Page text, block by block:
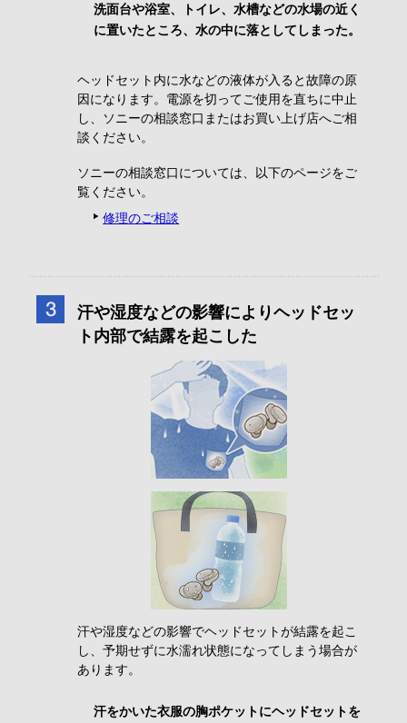
洗面台や浴室、トイレ、水槽などの水場の近く
に置いたところ、水の中に落としてしまった。
ヘッドセット内に水などの液体が入ると故障の原
因になります。電源を切ってご使用を直ちに中止
し、ソニーの相談窓口またはお買い上げ店へご相
談ください。
ソニーの相談窓口については、以下のページをご
覧ください。
修理のご相談
汗や湿度などの影響によりヘッドセッ
ト内部で結露を起こした
汗や湿度などの影響でヘッドセットが結露を起こ
し、予期せずに水濡れ状態になってしまう場合が
あります。
汗をかいた衣服の胸ポケットにヘッドセットを